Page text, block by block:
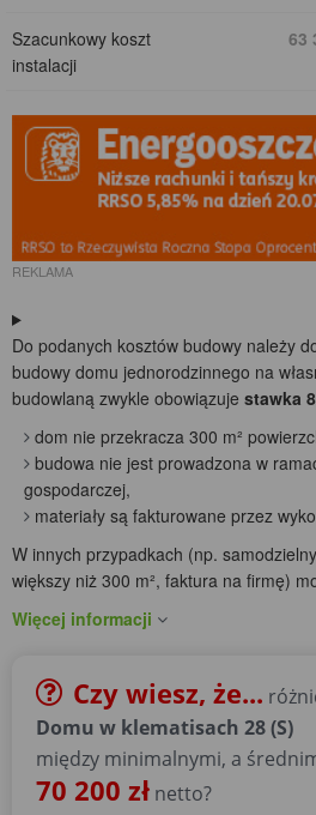
Szacunkowy koszt
instalacji
63
REKLAMA
Do podanych kosztów budowy należy
budowy domu jednorodzinnego na
budowlaną zwykle obowiązuje stawka
dom nie przekracza 300 m²
budowa nie jest prowadzona w
gospodarczej,
materiały są fakturowane przez
W innych przypadkach (np.
większy niż 300 m², faktura na firmę)
Więcej informacji
Czy wiesz, że...
Domu w klematisach 28 (S)
między minimalnymi, a
70 200 zł netto?